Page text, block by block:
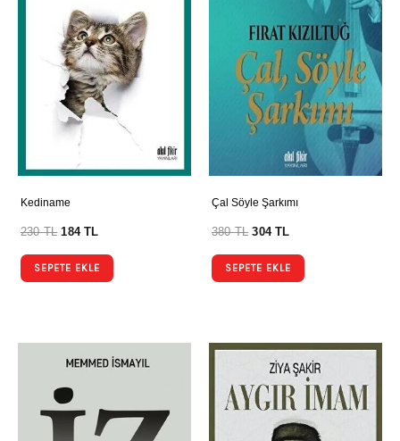
Kediname
230TL 184TL
SEPETE EKLE
Çal Söyle Şarkımı
380TL 304TL
SEPETE EKLE